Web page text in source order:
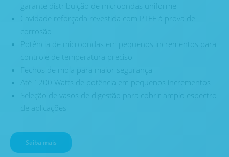
garante distribuição de microondas uniforme
Cavidade reforçada revestida com PTFE à prova de
corrosão
Potência de microondas em pequenos incrementos para
controle de temperatura preciso
Fechos de mola para maior segurança
Até 1200 Watts de potência em pequenos incrementos
Seleção de vasos de digestão para cobrir amplo espectro
de aplicações
Saiba mais